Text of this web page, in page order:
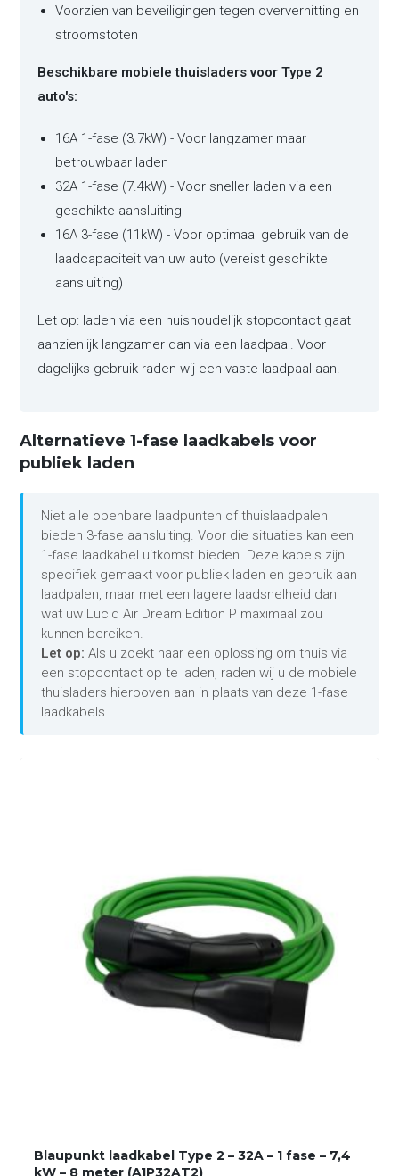
Voorzien van beveiligingen tegen oververhitting en
stroomstoten
Beschikbare mobiele thuisladers voor Type 2
auto's:
16A 1-fase (3.7kW) - Voor langzamer maar
betrouwbaar laden
32A 1-fase (7.4kW) - Voor sneller laden via een
geschikte aansluiting
16A 3-fase (11kW) - Voor optimaal gebruik van de
laadcapaciteit van uw auto (vereist geschikte
aansluiting)
Let op: laden via een huishoudelijk stopcontact gaat
aanzienlijk langzamer dan via een laadpaal. Voor
dagelijks gebruik raden wij een vaste laadpaal aan.
Alternatieve 1-fase laadkabels voor
publiek laden
Niet alle openbare laadpunten of thuislaadpalen
bieden 3-fase aansluiting. Voor die situaties kan een
1-fase laadkabel uitkomst bieden. Deze kabels zijn
specifiek gemaakt voor publiek laden en gebruik aan
laadpalen, maar met een lagere laadsnelheid dan
wat uw Lucid Air Dream Edition P maximaal zou
kunnen bereiken.
Let op: Als u zoekt naar een oplossing om thuis via
een stopcontact op te laden, raden wij u de mobiele
thuisladers hierboven aan in plaats van deze 1-fase
laadkabels.
Blaupunkt laadkabel Type 2 – 32A – 1 fase – 7,4
kW – 8 meter (A1P32AT2)